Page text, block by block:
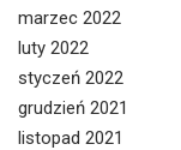
marzec 2022
luty 2022
styczeń 2022
grudzień 2021
listopad 2021